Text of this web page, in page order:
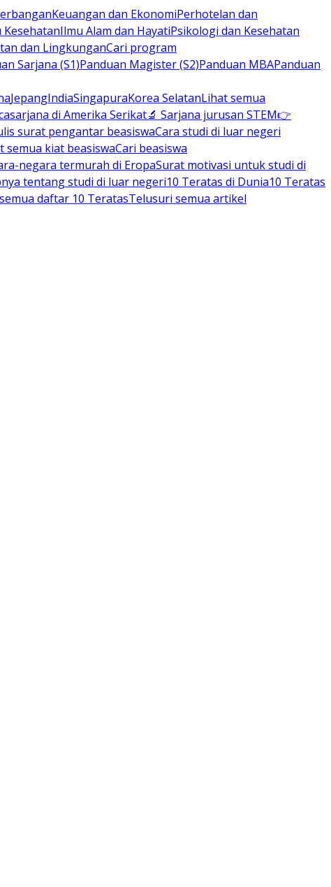
Keuangan dan EkonomiPerhotelan dan
Ilmu Alam dan HayatiPsikologi dan Kesehatan
dan LingkunganCari program
Sarjana (S1)Panduan Magister (S2)Panduan MBAPanduan
JepangIndiaSingapuraKorea SelatanLihat semua
di Amerika Serikat🔬 Sarjana jurusan STEM👉
surat pengantar beasiswaCara studi di luar negeri
semua kiat beasiswaCari beasiswa
negara termurah di EropaSurat motivasi untuk studi di
tentang studi di luar negeri10 Teratas di Dunia10 Teratas
daftar 10 TeratasTelusuri semua artikel